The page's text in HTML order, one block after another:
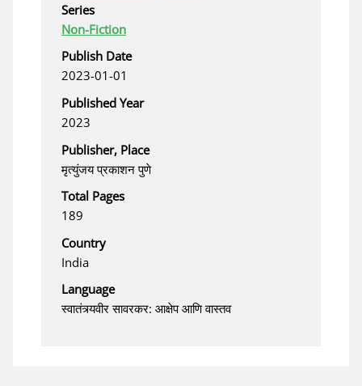
Series
Non-Fiction
Publish Date
2023-01-01
Published Year
2023
Publisher, Place
मृत्युंजय प्रकाशन पुणे
Total Pages
189
Country
India
Language
स्वातंत्र्यवीर सावरकर: आक्षेप आणि वास्तव